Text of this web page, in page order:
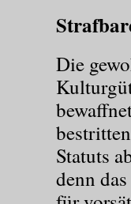
Die
Statuts
denn